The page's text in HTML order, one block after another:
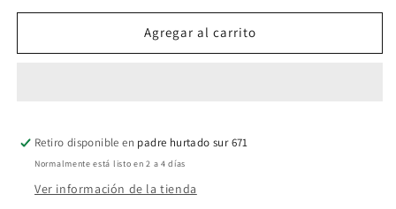
para
PC142
back-
to-
back
para
para
Hytera
PC142
back-
to-
back
para
Agregar al carrito
Retiro disponible en padre hurtado sur 671
Normalmente está listo en 2 a 4 días
Ver información de la tienda